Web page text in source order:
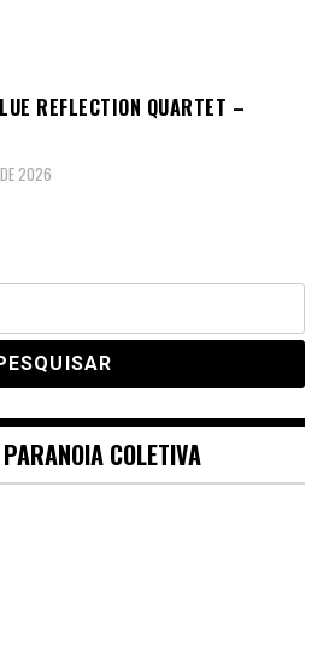
REFLECTION QUARTET –
2026
COLETIVA